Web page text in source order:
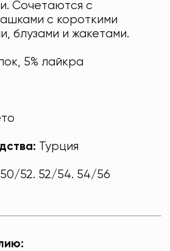
Сочетаются с
с короткими
блузами и жакетами.
5% лайкра
Турция
52. 52/54. 54/56